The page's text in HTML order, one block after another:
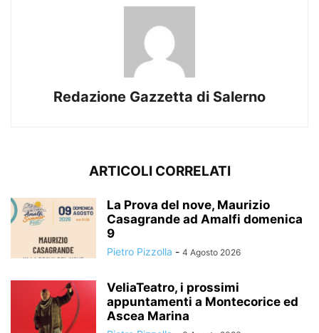
Redazione Gazzetta di Salerno
ARTICOLI CORRELATI
La Prova del nove, Maurizio
Casagrande ad Amalfi domenica
9
Pietro Pizzolla - 4 Agosto 2026
VeliaTeatro, i prossimi
appuntamenti a Montecorice ed
Ascea Marina